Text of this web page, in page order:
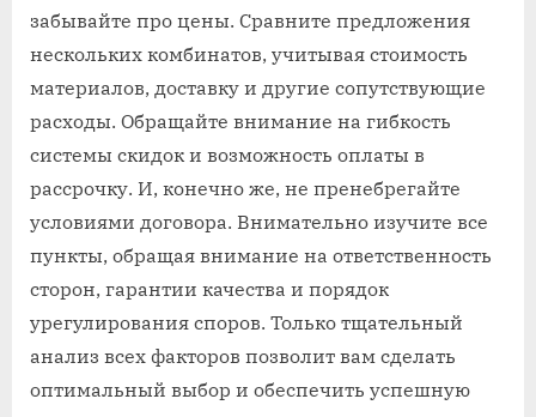
забывайте про цены. Сравните предложения
нескольких комбинатов, учитывая стоимость
материалов, доставку и другие сопутствующие
расходы. Обращайте внимание на гибкость
системы скидок и возможность оплаты в
рассрочку. И, конечно же, не пренебрегайте
условиями договора. Внимательно изучите все
пункты, обращая внимание на ответственность
сторон, гарантии качества и порядок
урегулирования споров. Только тщательный
анализ всех факторов позволит вам сделать
оптимальный выбор и обеспечить успешную